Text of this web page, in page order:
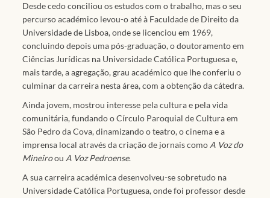
Desde cedo conciliou os estudos com o trabalho, mas o seu
percurso académico levou-o até à Faculdade de Direito da
Universidade de Lisboa, onde se licenciou em 1969,
concluindo depois uma pós-graduação, o doutoramento em
Ciências Jurídicas na Universidade Católica Portuguesa e,
mais tarde, a agregação, grau académico que lhe conferiu o
culminar da carreira nesta área, com a obtenção da cátedra.
Ainda jovem, mostrou interesse pela cultura e pela vida
comunitária, fundando o Círculo Paroquial de Cultura em
São Pedro da Cova, dinamizando o teatro, o cinema e a
imprensa local através da criação de jornais como A Voz do
Mineiroou A Voz Pedroense.
A sua carreira académica desenvolveu-se sobretudo na
Universidade Católica Portuguesa, onde foi professor desde